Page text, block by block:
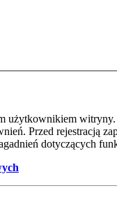
użytkownikiem
Przed rejestracją
dotyczących